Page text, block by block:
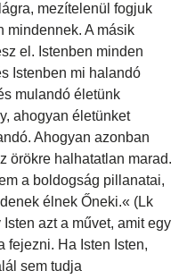
mezítelenül fogjuk
mindennek. A másik
el. Istenben minden
Istenben mi halandó
mulandó életünk
ahogyan életünket
Ahogyan azonban
örökre halhatatlan marad.
a boldogság pillanatai,
élnek Őneki.« (Lk
azt a művet, amit egy
fejezni. Ha Isten Isten,
sem tudja